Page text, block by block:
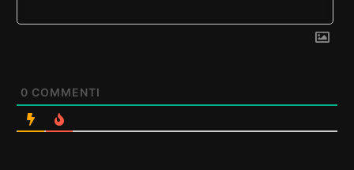
0 COMMENTI